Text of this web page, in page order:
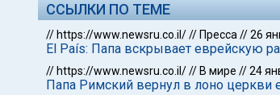
ССЫЛКИ ПО ТЕМЕ
// https://www.newsru.co.il/// Пресса //26
El País: Папа вскрывает еврейскую
// https://www.newsru.co.il/// В мире //24
Папа Римский вернул в лоно церкви